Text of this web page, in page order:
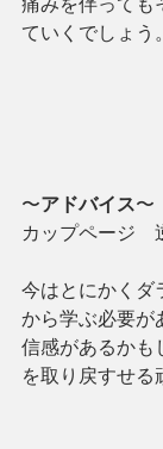
ていくでしょう。
〜アドバイス〜
カップページ　
今はとにかくダ
から学ぶ必要が
信感があるかも
を取り戻すせる